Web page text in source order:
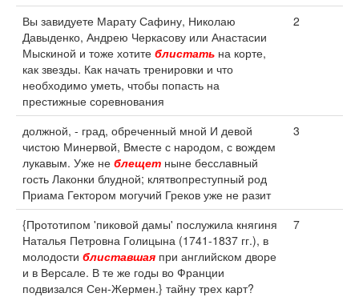
Вы завидуете Марату Сафину, Николаю
Давыденко, Андрею Черкасову или Анастасии
Мыскиной и тоже хотите блистать на корте,
как звезды. Как начать тренировки и что
необходимо уметь, чтобы попасть на
престижные соревнования
2
должной, - град, обреченный мной И девой
чистою Минервой, Вместе с народом, с вождем
лукавым. Уже не блещет ныне бесславный
гость Лаконки блудной; клятвопреступный род
Приама Гектором могучий Греков уже не разит
3
{Прототипом 'пиковой дамы' послужила княгиня
Наталья Петровна Голицына (1741-1837 гг.), в
молодости блиставшая при английском дворе
и в Версале. В те же годы во Франции
подвизался Сен-Жермен.} тайну трех карт?
7